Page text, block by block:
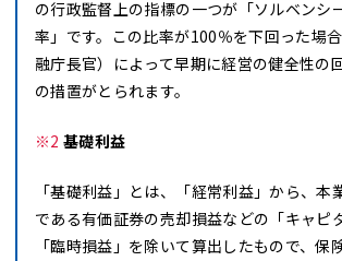
の行政監督上の指標の一つが「ソルベンシ
率」です。この比率が100％を下回った場
融庁長官）によって早期に経営の健全性の
の措置がとられます。
※2基礎利益
「基礎利益」とは、「経常利益」から、本
である有価証券の売却損益などの「キャピ
「臨時損益」を除いて算出したもので、保